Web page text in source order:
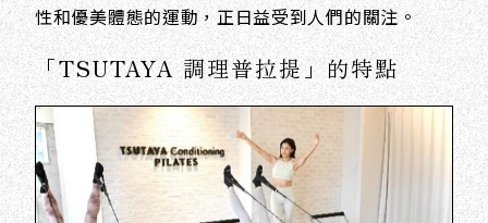
性和優美體態的運動，正日益受到人們的關注。
「TSUTAYA 調理普拉提」的特點